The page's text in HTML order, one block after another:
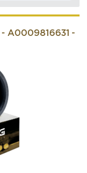
- A0009816631 -